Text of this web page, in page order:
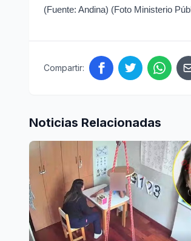
(Fuente: Andina) (Foto Ministerio
Compartir:
Noticias Relacionadas